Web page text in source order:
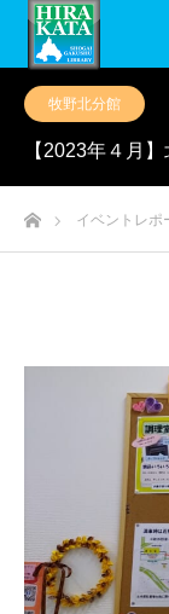
牧野北分館
【2023年４月
ホームイベントレポ